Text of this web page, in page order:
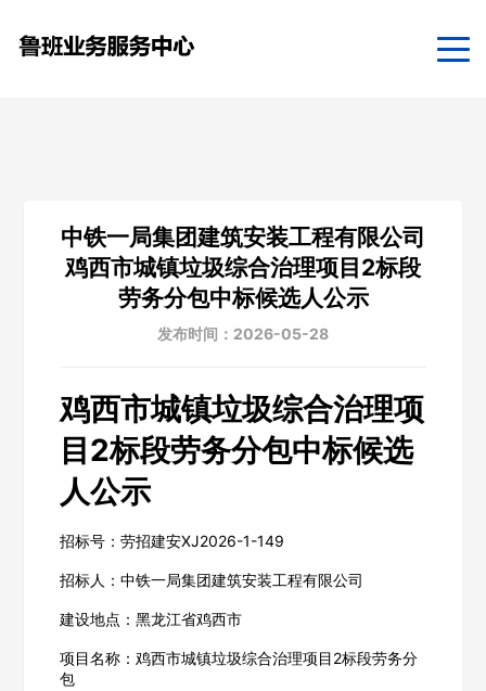
中铁一局集团建筑安装工程有限公司
鸡西市城镇垃圾综合治理项目2标段
劳务分包中标候选人公示
发布时间：2026-05-28
鸡西市城镇垃圾综合治理项
目2标段劳务分包中标候选
人公示
招标号：劳招建安XJ2026-1-149
招标人：中铁一局集团建筑安装工程有限公司
建设地点：黑龙江省鸡西市
项目名称：鸡西市城镇垃圾综合治理项目2标段劳务分
包